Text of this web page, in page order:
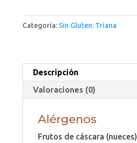
Categoría: Sin Gluten: Triana
Descripción
Valoraciones (0)
Alérgenos
Frutos de cáscara (nueces)